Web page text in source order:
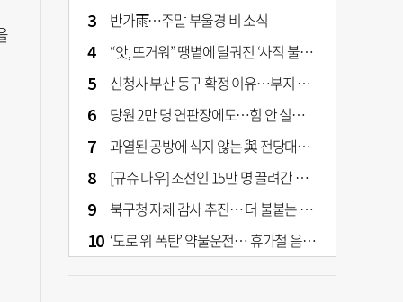
반가雨…주말 부울경 비 소식
“앗, 뜨거워” 땡볕에 달궈진 ‘사직 불가마’ 관중석 무려 70도
신청사 부산 동구 확정 이유…부지 용이성·접근성·집적 가능성이 운명 갈랐다 [해수부 북항 시대]
당원 2만 명 연판장에도…힘 안 실리는 ‘장동혁 사퇴’ 공세
과열된 공방에 식지 않는 與 전당대회… 호남·수도권 집중하는 후보들
[규슈 나우] 조선인 15만 명 끌려간 치쿠호 탄광… 대를 이은 진실 캐기
북구청 자체 감사 추진… 더 불붙는 북구 신청사 갈등
‘도로 위 폭탄’ 약물운전… 휴가철 음주와 병행 단속 [교통안전, 시민이 만든다]